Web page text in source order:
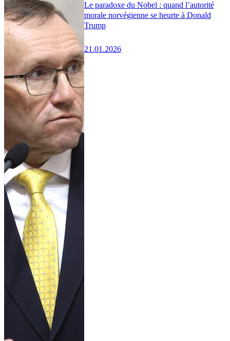
Le paradoxe du Nobel : quand l’autorité
morale norvégienne se heurte à Donald
Trump
21.01.2026